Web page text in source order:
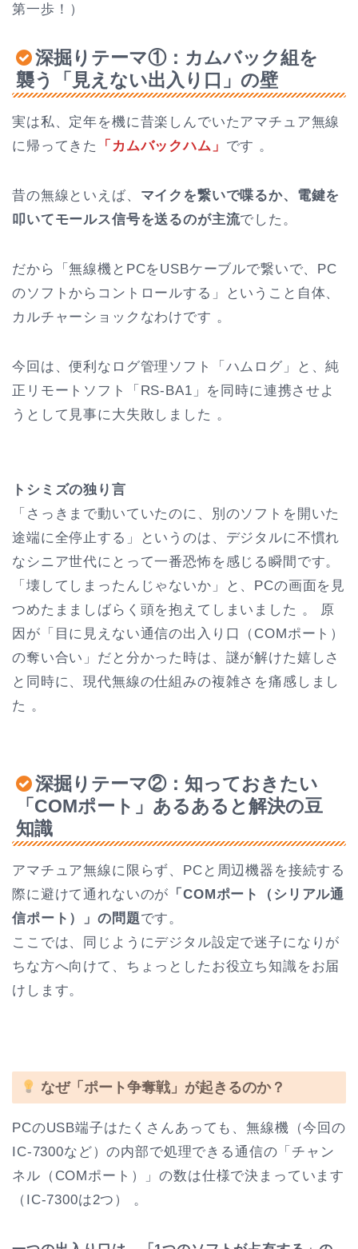
第一歩！）
深掘りテーマ①：カムバック組を
襲う「見えない出入り口」の壁
実は私、定年を機に昔楽しんでいたアマチュア無線
に帰ってきた
「カムバックハム」 です 。
昔の無線といえば、 マイクを繋いで喋るか、電鍵を
叩いてモールス信号を送るのが主流でした。
だから「無線機とPCをUSBケーブルで繋いで、PC
のソフトからコントロールする」ということ自体、
カルチャーショックなわけです 。
今回は、便利なログ管理ソフト「ハムログ」と、純
正リモートソフト「RS-BA1」を同時に連携させよ
うとして見事に大失敗しました 。
トシミズの独り言
「さっきまで動いていたのに、別のソフトを開いた
途端に全停止する」というのは、デジタルに不慣れ
なシニア世代にとって一番恐怖を感じる瞬間です。
「壊してしまったんじゃないか」と、PCの画面を見
つめたまましばらく頭を抱えてしまいました 。 原
因が「目に見えない通信の出入り口（COMポート）
の奪い合い」だと分かった時は、謎が解けた嬉しさ
と同時に、現代無線の仕組みの複雑さを痛感しまし
た 。
深掘りテーマ②：知っておきたい
「COMポート」あるあると解決の豆
知識
アマチュア無線に限らず、PCと周辺機器を接続する
際に避けて通れないのが 「COMポート（シリアル通
信ポート）」の問題です。
ここでは、同じようにデジタル設定で迷子になりが
ちな方へ向けて、ちょっとしたお役立ち知識をお届
けします。
なぜ「ポート争奪戦」が起きるのか？
PCのUSB端子はたくさんあっても、無線機（今回の
IC-7300など）の内部で処理できる通信の「チャン
ネル（COMポート）」の数は仕様で決まっています
（IC-7300は2つ） 。